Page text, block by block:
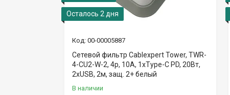
Осталось 2 дня
00-00005887
Сетевой фильтр Cablexpert Tower, TWR-
4-CU2-W-2, 4р, 10А, 1xType-C PD, 20Вт,
2хUSB, 2м, защ. 2+ белый
В наличии